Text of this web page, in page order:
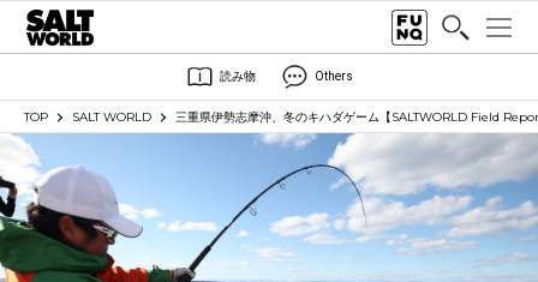
読み物 Others
TOP SALT WORLD 三重県伊勢志摩沖、冬のキハダゲーム【SALTWORLD Field